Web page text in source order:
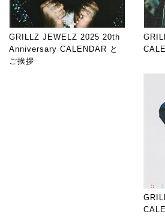
GRILLZ JEWELZ 2025 20th
Anniversary CALENDAR と
ご挨拶